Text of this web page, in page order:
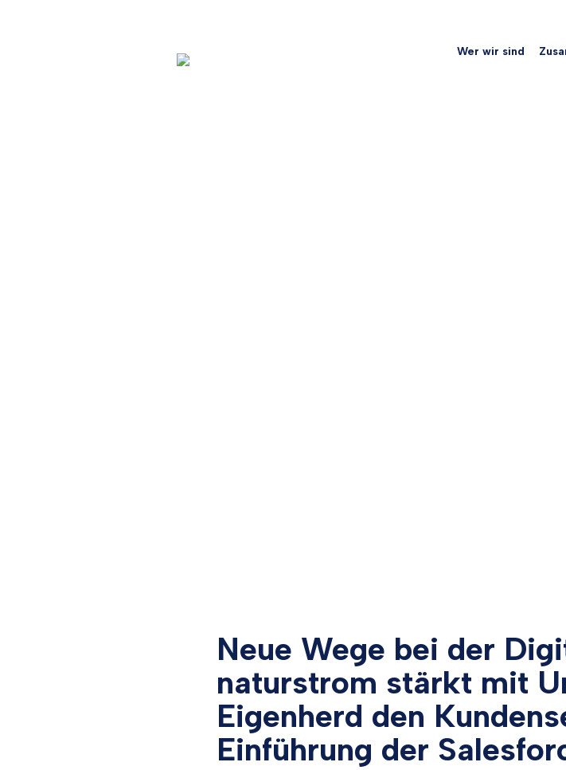
Wer wir sind
Neue Wege bei der
naturstrom stärkt mit
Eigenherd den
Einführung der